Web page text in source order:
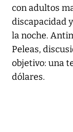
con adultos
discapacidad
la noche.
Peleas,
objetivo: una
dólares.